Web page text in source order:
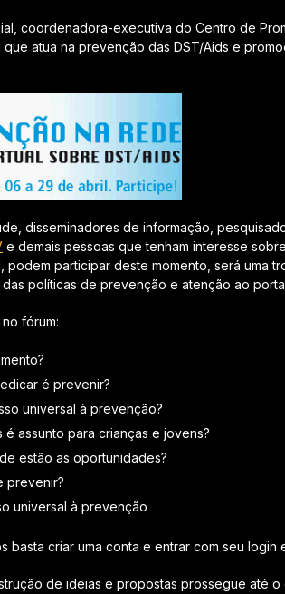
coordenadora-executiva do Centro de
atua na prevenção das DST/Aids e
disseminadores de informação,
e demais pessoas que tenham interesse
podem participar deste momento, será uma
políticas de prevenção e atenção ao
fórum:
é prevenir?
universal à prevenção?
assunto para crianças e jovens?
estão as oportunidades?
prevenir?
universal à prevenção
basta criar uma conta e entrar com seu login
de ideias e propostas prossegue até o